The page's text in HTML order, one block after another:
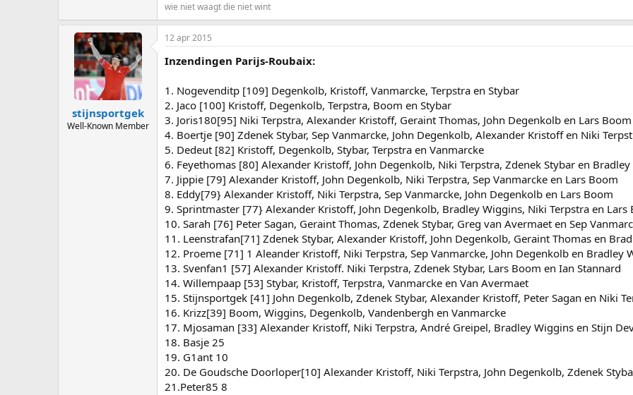
wie niet waagt die niet wint
stijnsportgek
Well-Known Member
12 apr 2015
Inzendingen Parijs-Roubaix:
1. Nogevenditp [109] Degenkolb, Kristoff, Vanmarcke, Terpstra en Stybar
2. Jaco [100] Kristoff, Degenkolb, Terpstra, Boom en Stybar
3. Joris180[95] Niki Terpstra, Alexander Kristoff, Geraint Thomas, John Degenkolb en Lars Boom
4. Boertje [90] Zdenek Stybar, Sep Vanmarcke, John Degenkolb, Alexander Kristoff en Niki
5. Dedeut [82] Kristoff, Degenkolb, Stybar, Terpstra en Vanmarcke
6. Feyethomas [80] Alexander Kristoff, John Degenkolb, Niki Terpstra, Zdenek Stybar en
7. Jippie [79] Alexander Kristoff, John Degenkolb, Niki Terpstra, Sep Vanmarcke en Lars Boom
8. Eddy[79} Alexander Kristoff, Niki Terpstra, Sep Vanmarcke, John Degenkolb en Lars Boom
9. Sprintmaster [77} Alexander Kristoff, John Degenkolb, Bradley Wiggins, Niki Terpstra en Lars
10. Sarah [76] Peter Sagan, Geraint Thomas, Zdenek Stybar, Greg van Avermaet en Sep
11. Leenstrafan[71] Zdenek Stybar, Alexander Kristoff, John Degenkolb, Geraint Thomas en
12. Proeme [71] 1 Aleander Kristoff, Niki Terpstra, Sep Vanmarcke, John Degenkolb en Bradley
13. Svenfan1 [57] Alexander Kristoff. Niki Terpstra, Zdenek Stybar, Lars Boom en Ian Stannard
14. Willempaap [53] Stybar, Kristoff, Terpstra, Vanmarcke en Van Avermaet
15. Stijnsportgek [41] John Degenkolb, Zdenek Stybar, Alexander Kristoff, Peter Sagan en Niki
16. Krizz[39] Boom, Wiggins, Degenkolb, Vandenbergh en Vanmarcke
17. Mjosaman [33] Alexander Kristoff, Niki Terpstra, André Greipel, Bradley Wiggins en Stijn
18. Basje 25
19. G1ant 10
20. De Goudsche Doorloper[10] Alexander Kristoff, Niki Terpstra, John Degenkolb, Zdenek
21.Peter85 8